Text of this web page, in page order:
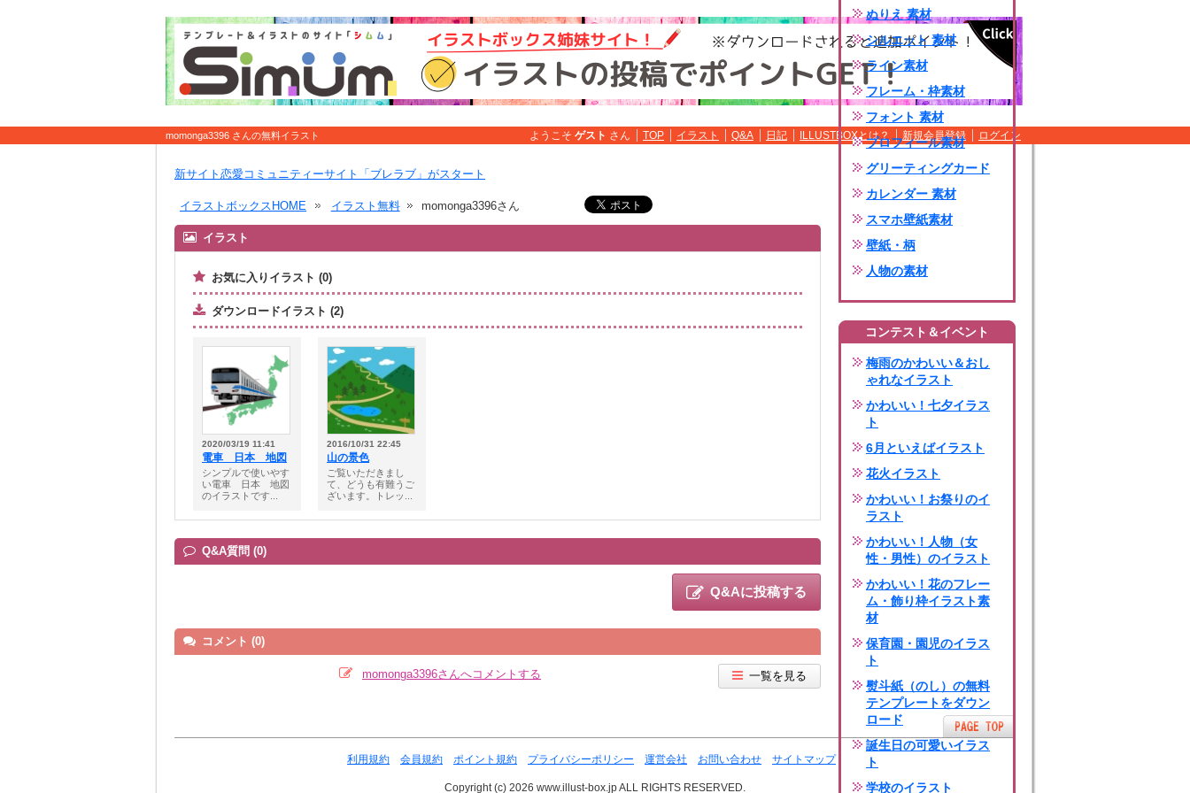
momonga3396 さんの無料イラスト ようこそ ゲスト さん TOP イラスト Q&A 日記 ILLUSTBOXとは？ 新規会員登録 ログイン
新サイト恋愛コミュニティーサイト「ブレラブ」がスタート
イラストボックスHOME イラスト無料 momonga3396さん
イラスト
お気に入りイラスト (0)
ダウンロードイラスト (2)
2020/03/19 11:41
電車 日本 地図
シンプルで使いやす
い電車 日本 地図
のイラストです...
2016/10/31 22:45
山の景色
ご覧いただきまし
て、どうも有難うご
ざいます。トレッ...
Q&A質問 (0)
Q&Aに投稿する
コメント (0)
momonga3396さんへコメントする 一覧を見る
ぬりえ 素材
シルエット 素材
ライン素材
フレーム・枠素材
フォント 素材
プロフィール素材
グリーティングカード
カレンダー 素材
スマホ壁紙素材
壁紙・柄
人物の素材
コンテスト＆イベント
梅雨のかわいい＆おし
ゃれなイラスト
かわいい！七夕イラス
ト
6月といえばイラスト
花火イラスト
かわいい！お祭りのイ
ラスト
かわいい！人物（女
性・男性）のイラスト
かわいい！花のフレー
ム・飾り枠イラスト素
材
保育園・園児のイラス
ト
熨斗紙（のし）の無料
テンプレートをダウン
ロード
誕生日の可愛いイラス
ト
学校のイラスト
利用規約 会員規約 ポイント規約 プライバシーポリシー 運営会社 お問い合わせ サイトマップ
Copyright (c) 2026 www.illust-box.jp ALL RIGHTS RESERVED.